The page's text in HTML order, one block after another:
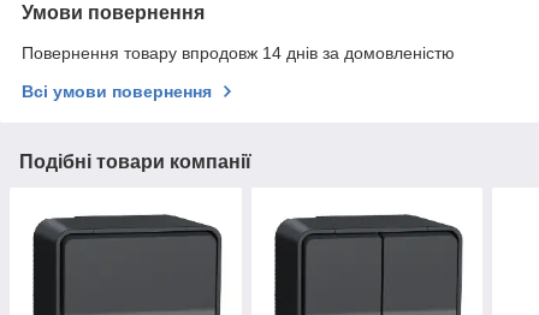
Умови повернення
Повернення товару впродовж 14 днів за домовленістю
Всі умови повернення
Подібні товари компанії